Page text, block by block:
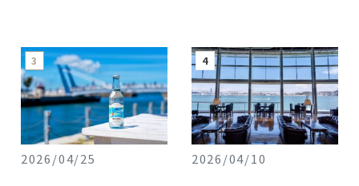
2026/04/25
2026/04/10